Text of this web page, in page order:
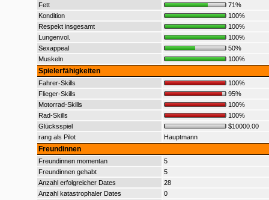
Fett
71%
Kondition
100%
Respekt insgesamt
100%
Lungenvol.
100%
Sexappeal
50%
Muskeln
100%
Spielerfähigkeiten
Fahrer-Skills
100%
Flieger-Skills
95%
Motorrad-Skills
100%
Rad-Skills
100%
Glücksspiel
$10000.00
rang als Pilot
Hauptmann
Freundinnen
Freundinnen momentan
5
Freundinnen gehabt
5
Anzahl erfolgreicher Dates
28
Anzahl katastrophaler Dates
0